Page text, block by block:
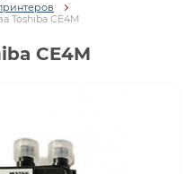
Toshiba CE4M
CE4M